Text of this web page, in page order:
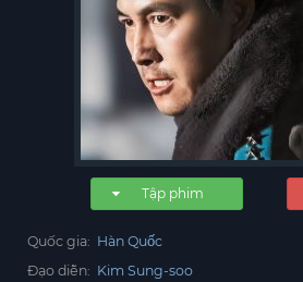
Tập phim
Quốc gia: Hàn Quốc
Đạo diễn: Kim Sung-soo